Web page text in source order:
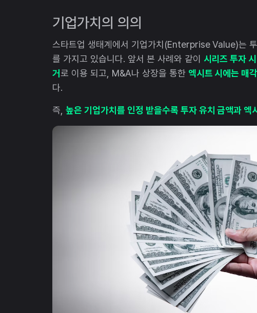
기업가치의 의의
스타트업 생태계에서 기업가치(Enterprise Value)는
를 가지고 있습니다. 앞서 본 사례와 같이 시리즈 투자
거로 이용 되고, M&A나 상장을 통한 엑시트 시에는 매
다.
즉, 높은 기업가치를 인정 받을수록 투자 유치 금액과 엑